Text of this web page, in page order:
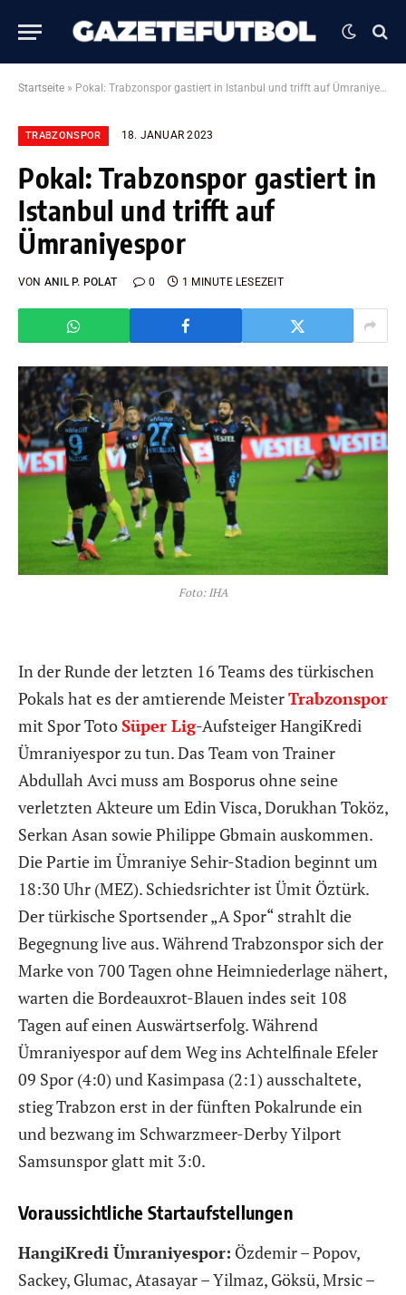
Startseite » Pokal: Trabzonspor gastiert in Istanbul und trifft auf Ümraniyespor
TRABZONSPOR 18. JANUAR 2023
Pokal: Trabzonspor gastiert in
Istanbul und trifft auf
Ümraniyespor
VON ANIL P. POLAT 0 1 MINUTE LESEZEIT
Foto: IHA
In der Runde der letzten 16 Teams des türkischen
Pokals hat es der amtierende MeisterTrabzonspor
mit Spor TotoSüper Lig-Aufsteiger HangiKredi
Ümraniyespor zu tun. Das Team von Trainer
Abdullah Avci muss am Bosporus ohne seine
verletzten Akteure um Edin Visca, Dorukhan Toköz,
Serkan Asan sowie Philippe Gbmain auskommen.
Die Partie im Ümraniye Sehir-Stadion beginnt um
18:30 Uhr (MEZ). Schiedsrichter ist Ümit Öztürk.
Der türkische Sportsender „A Spor“ strahlt die
Begegnung live aus. Während Trabzonspor sich der
Marke von 700 Tagen ohne Heimniederlage nähert,
warten die Bordeauxrot-Blauen indes seit 108
Tagen auf einen Auswärtserfolg. Während
Ümraniyespor auf dem Weg ins Achtelfinale Efeler
09 Spor (4:0) und Kasimpasa (2:1) ausschaltete,
stieg Trabzon erst in der fünften Pokalrunde ein
und bezwang im Schwarzmeer-Derby Yilport
Samsunspor glatt mit 3:0.
Voraussichtliche Startaufstellungen
HangiKredi Ümraniyespor: Özdemir – Popov,
Sackey, Glumac, Atasayar – Yilmaz, Göksü, Mrsic –